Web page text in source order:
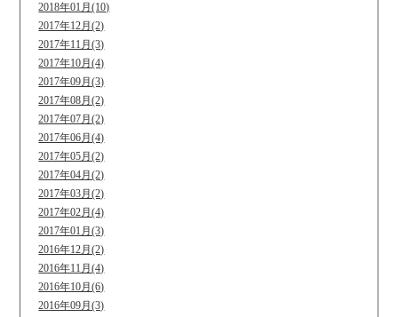
2018年01月(10)
2017年12月(2)
2017年11月(3)
2017年10月(4)
2017年09月(3)
2017年08月(2)
2017年07月(2)
2017年06月(4)
2017年05月(2)
2017年04月(2)
2017年03月(2)
2017年02月(4)
2017年01月(3)
2016年12月(2)
2016年11月(4)
2016年10月(6)
2016年09月(3)